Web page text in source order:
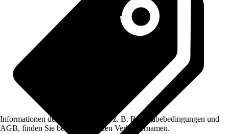
Informationen des Verkäufers, wie z. B. Rückgabebedingungen und
AGB, finden Sie bei Klick auf den Verkäufernamen.